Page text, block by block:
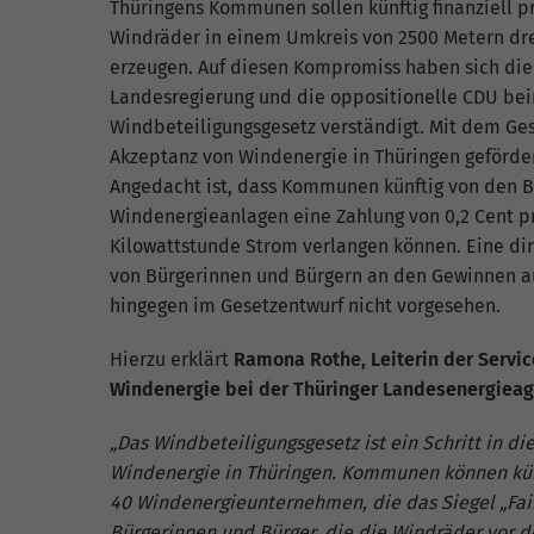
Thüringens Kommunen sollen künftig finanziell
Windräder in einem Umkreis von 2500 Metern
erzeugen. Auf diesen Kompromiss haben sich
Landesregierung und die oppositionelle CDU
Windbeteiligungsgesetz verständigt. Mit dem
Akzeptanz von Windenergie in Thüringen
Angedacht ist, dass Kommunen künftig von den
Windenergieanlagen eine Zahlung von 0,2 Cent
Kilowattstunde Strom verlangen können. Eine
von Bürgerinnen und Bürgern an den Gewinnen
hingegen im Gesetzentwurf nicht vorgesehen.
Hierzu erklärt Ramona Rothe, Leiterin der
Windenergie bei der Thüringer
„Das Windbeteiligungsgesetz ist ein Schritt in
Windenergie in Thüringen. Kommunen können
40 Windenergieunternehmen, die das Siegel